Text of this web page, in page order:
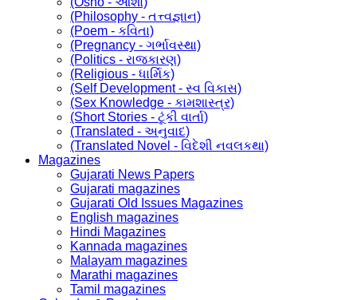
(Philosophy - તત્ત્વજ્ઞાન)
(Poem - કવિતા)
(Pregnancy - ગર્ભાવસ્થા)
(Politics - રાજકારણ)
(Religious - ધાર્મિક)
(Self Development - સ્વ વિકાસ)
(Sex Knowledge - કામશાસ્ત્ર)
(Short Stories - ટૂંકી વાર્તા)
(Translated - અનુવાદ)
(Translated Novel - વિદેશી નવલકથા)
Magazines
Gujarati News Papers
Gujarati magazines
Gujarati Old Issues Magazines
English magazines
Hindi Magazines
Kannada magazines
Malayam magazines
Marathi magazines
Tamil magazines